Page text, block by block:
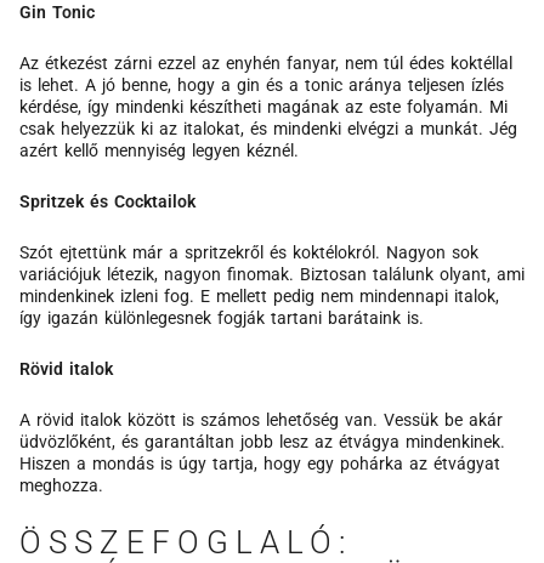
Gin Tonic
Az étkezést zárni ezzel az enyhén fanyar, nem túl édes koktéllal
is lehet. A jó benne, hogy a gin és a tonic aránya teljesen ízlés
kérdése, így mindenki készítheti magának az este folyamán. Mi
csak helyezzük ki az italokat, és mindenki elvégzi a munkát. Jég
azért kellő mennyiség legyen kéznél.
Spritzek és Cocktailok
Szót ejtettünk már a spritzekről és koktélokról. Nagyon sok
variációjuk létezik, nagyon finomak. Biztosan találunk olyant, ami
mindenkinek izleni fog. E mellett pedig nem mindennapi italok,
így igazán különlegesnek fogják tartani barátaink is.
Rövid italok
A rövid italok között is számos lehetőség van. Vessük be akár
üdvözlőként, és garantáltan jobb lesz az étvágya mindenkinek.
Hiszen a mondás is úgy tartja, hogy egy pohárka az étvágyat
meghozza.
ÖSSZEFOGLALÓ: